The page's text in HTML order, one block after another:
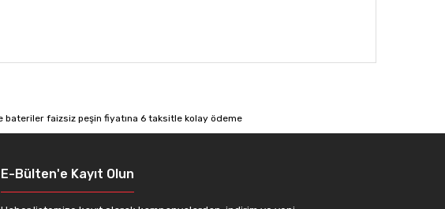
E-Bülten'e Kayıt Olun